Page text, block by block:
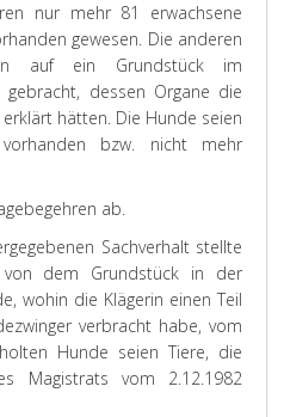
nur mehr 81 erwachsene
gewesen. Die anderen
auf ein Grundstück im
dessen Organe die
hätten. Die Hunde seien
bzw. nicht mehr
ab.
Sachverhalt stellte
dem Grundstück in der
wohin die Klägerin einen Teil
verbracht habe, vom
Hunde seien Tiere, die
Magistrats vom 2.12.1982